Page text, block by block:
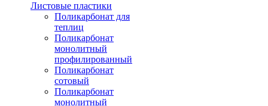
Листовые пластики
Поликарбонат для
теплиц
Поликарбонат
монолитный
профилированный
Поликарбонат
сотовый
Поликарбонат
монолитный